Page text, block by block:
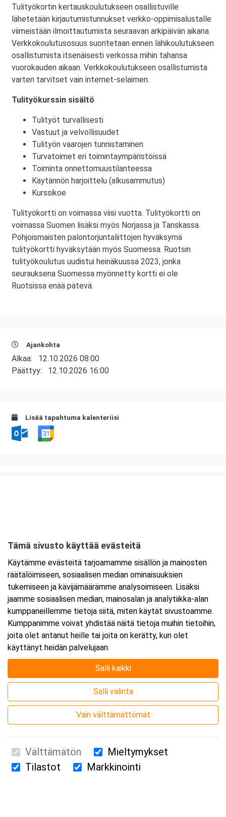
Tulityökortin kertauskoulutukseen osallistuville
lähetetään kirjautumistunnukset verkko-oppimisalustalle
viimeistään ilmoittautumista seuraavan arkipäivän aikana.
Verkkokoulutusosuus suoritetaan ennen lähikoulutukseen
osallistumista itsenäisesti verkossa mihin tahansa
vuorokauden aikaan. Verkkokoulutukseen osallistumista
varten tarvitset vain internet-selaimen.
Tulityökurssin sisältö
Tulityöt turvallisesti
Vastuut ja velvollisuudet
Tulityön vaarojen tunnistaminen
Turvatoimet eri toimintaympäristöissä
Toiminta onnettomuustilanteessa
Käytännön harjoittelu (alkusammutus)
Kurssikoe
Tulityökortti on voimassa viisi vuotta. Tulityökortti on
voimassa Suomen lisäksi myös Norjassa ja Tanskassa.
Pohjoismaisten palontorjuntaliittojen hyväksymä
tulityökortti hyväksytään myös Suomessa. Ruotsin
tulityökoulutus uudistui heinäkuussa 2023, jonka
seurauksena Suomessa myönnetty kortti ei ole
Ruotsissa enää pätevä.
Ajankohta
Alkaa: 12.10.2026 08:00
Päättyy: 12.10.2026 16:00
Lisää tapahtuma kalenteriisi
Tarkempi kartta ja ajo-ohjeet
Suomen Ensiapukoulutus Oy / Valimotie 21 / 00380 Helsinki
Tämä sivusto käyttää evästeitä
Käytämme evästeitä tarjoamamme sisällön ja mainosten
räätälöimiseen, sosiaalisen median ominaisuuksien
tukemiseen ja kävijämäärämme analysoimiseen. Lisäksi
jaamme sosiaalisen median, mainosalan ja analytiikka-alan
kumppaneillemme tietoja siitä, miten käytät sivustoamme.
Kumppanimme voivat yhdistää näitä tietoja muihin tietoihin,
joita olet antanut heille tai joita on kerätty, kun olet
käyttänyt heidän palvelujaan.
Salli kaikki
Salli valinta
Vain välttämättömät
Välttämätön
Mieltymykset
Tilastot
Markkinointi